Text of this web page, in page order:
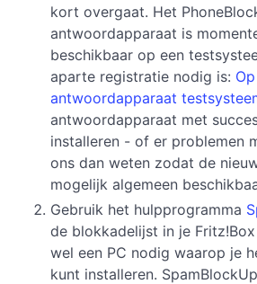
kort overgaat. Het
antwoordapparaat is
beschikbaar op een
aparte registratie nodig is:
antwoordapparaat
antwoordapparaat met
installeren - of er problemen
ons dan weten zodat de
mogelijk algemeen
Gebruik het hulpprogramma
de blokkadelijst in je
wel een PC nodig waarop je
kunt installeren.